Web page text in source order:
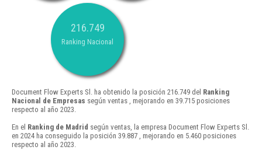
216.749
Ranking Nacional
Document Flow Experts Sl. ha obtenido la posición 216.749 del Ranking
Nacional de Empresas según ventas , mejorando en 39.715 posiciones
respecto al año 2023.
En el Ranking de Madrid según ventas, la empresa Document Flow Experts Sl.
en 2024 ha conseguido la posición 39.887 , mejorando en 5.460 posiciones
respecto al año 2023.